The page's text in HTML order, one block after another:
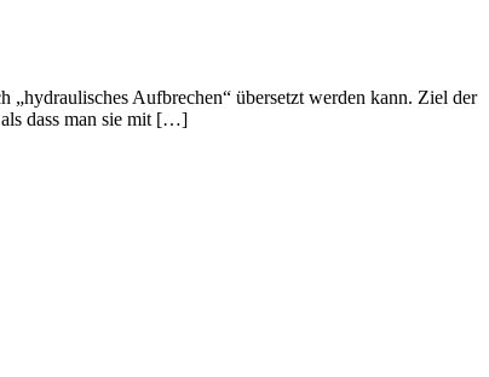
Aufbrechen“ übersetzt werden kann. Ziel der
dass man sie mit […]